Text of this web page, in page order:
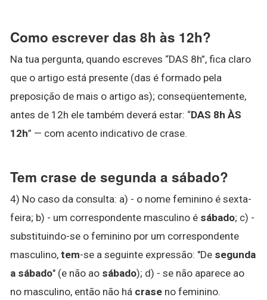
Como escrever das 8h às 12h?
Na tua pergunta, quando escreves “DAS 8h”, fica claro
que o artigo está presente (das é formado pela
preposição de mais o artigo as); conseqüentemente,
antes de 12h ele também deverá estar: “DAS 8h ÀS
12h” — com acento indicativo de crase.
Tem crase de segunda a sábado?
4) No caso da consulta: a) - o nome feminino é sexta-
feira; b) - um correspondente masculino é sábado; c) -
substituindo-se o feminino por um correspondente
masculino, tem-se a seguinte expressão: "De segunda
a sábado" (e não ao sábado); d) - se não aparece ao
no masculino, então não há crase no feminino.